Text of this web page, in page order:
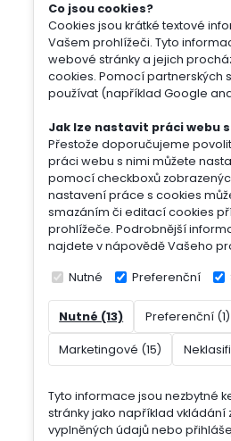
Co jsou cookies?
Cookies jsou krátké textové
Vašem prohlížeči. Tyto
webové stránky a jejich
cookies. Pomocí partnerských
používat (například Google
Jak lze nastavit práci webu
Přestože doporučujeme
práci webu s nimi můžete
pomocí checkboxů
nastavení práce s cookies
smazáním či editací cookies
prohlížeče. Podrobnější
najdete v nápovědě Vašeho
Nutné Preferenční
Nutné (13) Preferenční (1)
Marketingové (15)
Tyto informace jsou nezbytné
stránky jako například vkládání
vyplněných údajů nebo